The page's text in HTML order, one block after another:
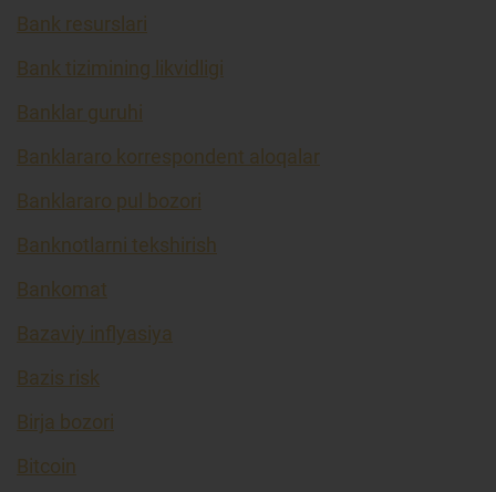
Bank resurslari
Bank tizimining likvidligi
Banklar guruhi
Banklararo korrespondent aloqalar
Banklararo pul bozori
Banknotlarni tekshirish
Bankomat
Bazaviy inflyasiya
Bazis risk
Birja bozori
Bitcoin